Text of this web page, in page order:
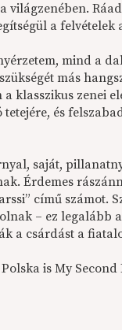
világzenében.
a felvételek
mind a
más
klasszikus zenei
és
saját,
Érdemes
című számot.
– ez legalább
a csárdást a
is My Second